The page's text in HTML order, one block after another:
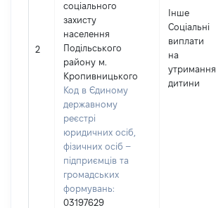
2
соціального
захисту
населення
Подільського
району м.
Кропивницького
Код в Єдиному
державному
реєстрі
юридичних осіб,
фізичних осіб –
підприємців та
громадських
формувань:
03197629
Інше
Соціальні
виплати
на
утримання
дитини